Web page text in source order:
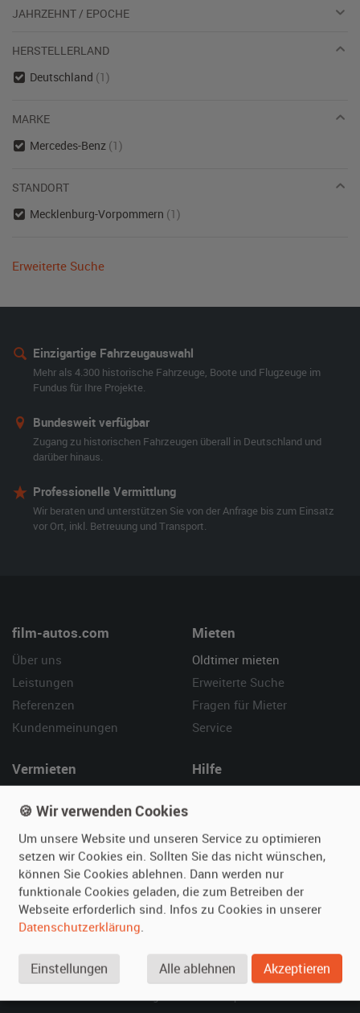
JAHRZEHNT / EPOCHE
HERSTELLERLAND
Deutschland (1)
MARKE
Mercedes-Benz (1)
STANDORT
Mecklenburg-Vorpommern (1)
Erweiterte Suche
Einzigartige Fahrzeugauswahl
Mehr als 4.300 historische Fahrzeuge, Boote und Flugzeuge im
Fundus für Ihre Projekte.
Bundesweit verfügbar
Zugang zu historischen Fahrzeugen überall in Deutschland und
darüber hinaus.
Professionelle Vermittlung
Wir beraten und unterstützen Sie von der Anfrage bis zum Einsatz
vor Ort, inkl. Betreuung und Transport.
film-autos.com
Über uns
Leistungen
Referenzen
Kundenmeinungen
Mieten
Oldtimer mieten
Erweiterte Suche
Fragen für Mieter
Service
Vermieten
Fotos senden
Fragen für Vermieter
Inserat verwalten
Hilfe
Kontakt
SPECIAL
Berühmte Filmautos –
🍪 Wir verwenden Cookies
Um unsere Website und unseren Service zu optimieren
setzen wir Cookies ein. Sollten Sie das nicht wünschen,
können Sie Cookies ablehnen. Dann werden nur
funktionale Cookies geladen, die zum Betreiben der
Webseite erforderlich sind. Infos zu Cookies in unserer
Datenschutzerklärung.
Einstellungen Alle ablehnen Akzeptieren